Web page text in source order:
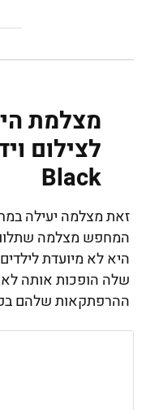
מצלמת
Black
זאת מצלמה יעילה
המחפש מצלמה
היא לא מיועדת
שלה הופכות אותה
ההרפתקאות שלהם